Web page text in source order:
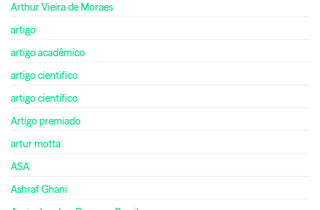
Arthur Vieira de Moraes
artigo
artigo acadêmico
artigo cientifico
artigo científico
Artigo premiado
artur motta
ASA
Ashraf Ghani